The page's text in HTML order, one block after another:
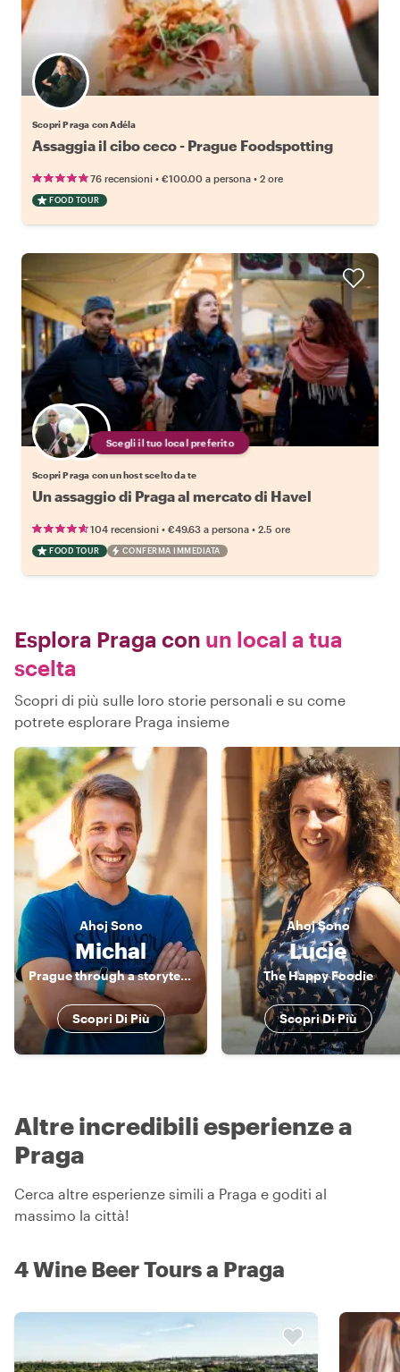
Scopri Praga con Adéla
Assaggia il cibo ceco - Prague Foodspotting
76 recensioni • €100.00 a persona • 2 ore
FOOD TOUR
Scegli il tuo local preferito
Scopri Praga con un host scelto da te
Un assaggio di Praga al mercato di Havel
104 recensioni • €49.63 a persona • 2.5 ore
FOOD TOUR CONFERMA IMMEDIATA
Esplora Praga con un local a tua
scelta
Scopri di più sulle loro storie personali e su come
potrete esplorare Praga insieme
Ahoj Sono
Michal
Prague through a storyteller’s lens: Hidden gems & local life
Scopri Di Più
AhojSono
Lucie
The Happy Foodie
Scopri Di Più
Altre incredibili esperienze a
Praga
Cerca altre esperienze simili a Praga e goditi al
massimo la città!
4 Wine Beer Tours a Praga